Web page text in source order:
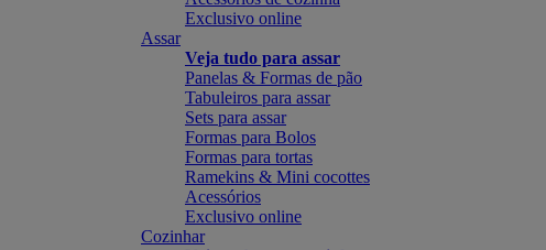
Exclusivo online
Assar
Veja tudo para assar
Panelas & Formas de pão
Tabuleiros para assar
Sets para assar
Formas para Bolos
Formas para tortas
Ramekins & Mini cocottes
Acessórios
Exclusivo online
Cozinhar